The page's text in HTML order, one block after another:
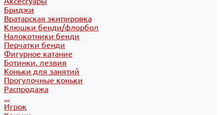
Бриджи
Вратарская экипировка
Клюшки бенди/флорбол
Налокотники бенди
Перчатки бенди
Фигурное катание
Ботинки, лезвия
Коньки для занятий
Прогулочные коньки
Распродажа
...
Игрок